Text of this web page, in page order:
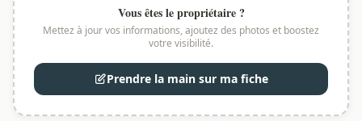
Vous êtes le propriétaire ?
Mettez à jour vos informations, ajoutez des photos et boostez
votre visibilité.
Prendre la main sur ma fiche